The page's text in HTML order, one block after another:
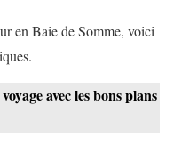
en Baie de Somme, voici
avec les bons plans